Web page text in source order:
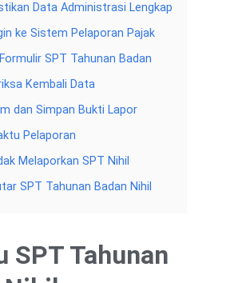
Data Administrasi Lengkap
ke Sistem Pelaporan Pajak
SPT Tahunan Badan
Kembali Data
dan Simpan Bukti Lapor
Pelaporan
Melaporkan SPT Nihil
SPT Tahunan Badan Nihil
SPT Tahunan